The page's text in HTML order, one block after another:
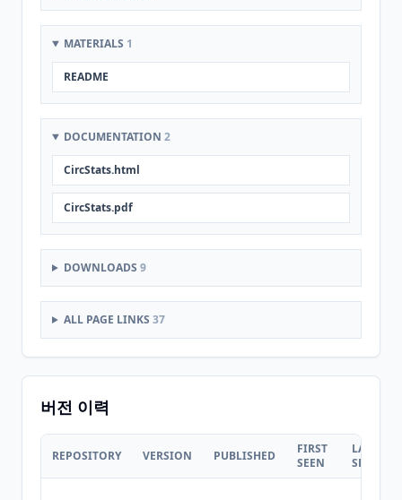
MATERIALS 1
README
DOCUMENTATION 2
CircStats.html
CircStats.pdf
DOWNLOADS 9
ALL PAGE LINKS 37
버전 이력
REPOSITORY VERSION PUBLISHED
FIRST
SEEN
LAST
SEEN